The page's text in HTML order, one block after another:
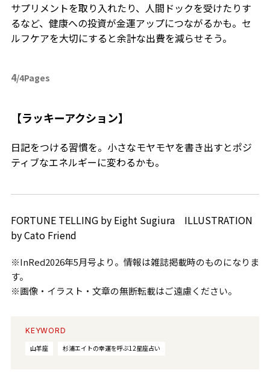
サプリメントを取り入れたり、人間ドックを受けたりす
るなど、健康への投資が金運アップにつながるかも。セ
ルフケアを大切にすると余計な出費を減らせそう。
4/4Pages
【ラッキーアクション】
日記をつける習慣を。小さなモヤモヤを書き出すとポジ
ティブなエネルギーに変わるかも。
FORTUNE TELLING by Eight Sugiura ILLUSTRATION
by Cato Friend
※InRed2026年5月号より。情報は雑誌掲載時のものになりま
す。
※画像・イラスト・文章の無断転載はご遠慮ください。
KEYWORD
山羊座
杉浦エイトの幸運を呼ぶ12星座占い